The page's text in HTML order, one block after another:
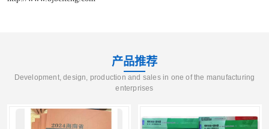
产品推荐
Development, design, production and sales in one of the manufacturing
enterprises